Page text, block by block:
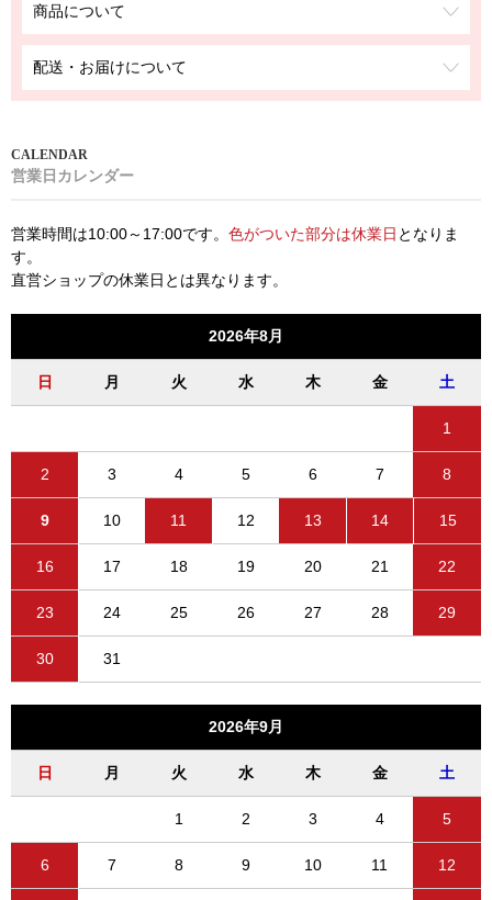
商品について
配送・お届けについて
営業日カレンダー
営業時間は10:00～17:00です。 色がついた部分は休業日 となりま
す。
直営ショップの休業日とは異なります。
2026年8月
日 月 火 水 木 金 土
1
2 3 4 5 6 7 8
9 10 11 12 13 14 15
16 17 18 19 20 21 22
23 24 25 26 27 28 29
30 31
2026年9月
日 月 火 水 木 金 土
1 2 3 4 5
6 7 8 9 10 11 12